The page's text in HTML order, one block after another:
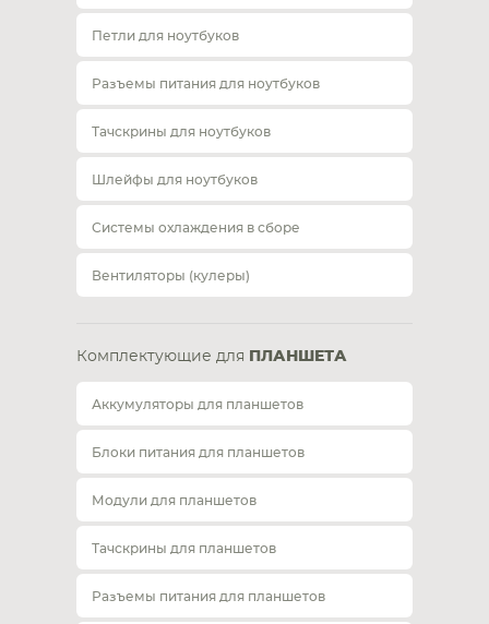
Петли для ноутбуков
Разъемы питания для ноутбуков
Тачскрины для ноутбуков
Шлейфы для ноутбуков
Системы охлаждения в сборе
Вентиляторы (кулеры)
Комплектующие для ПЛАНШЕТА
Аккумуляторы для планшетов
Блоки питания для планшетов
Модули для планшетов
Тачскрины для планшетов
Разъемы питания для планшетов